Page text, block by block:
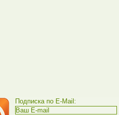
Подписка по E-Mail: